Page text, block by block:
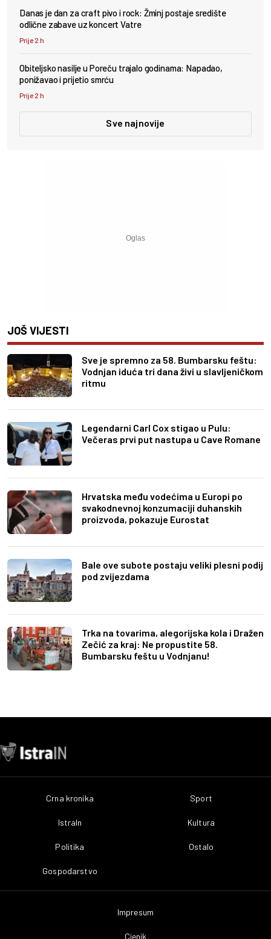
Danas je dan za craft pivo i rock: Žminj postaje središte
odlične zabave uz koncert Vatre
Prije 2 h
Obiteljsko nasilje u Poreču trajalo godinama: Napadao,
ponižavao i prijetio smrću
Prije 2 h
Sve najnovije
JOŠ VIJESTI
Sve je spremno za 58. Bumbarsku feštu:
Vodnjan iduća tri dana živi u slavljeničkom
ritmu
Legendarni Carl Cox stigao u Pulu:
Večeras prvi put nastupa u Cave Romane
Hrvatska među vodećima u Europi po
svakodnevnoj konzumaciji duhanskih
proizvoda, pokazuje Eurostat
Bale ove subote postaju veliki plesni podij
pod zvijezdama
Trka na tovarima, alegorijska kola i Dražen
Zečić za kraj: Ne propustite 58.
Bumbarsku feštu u Vodnjanu!
Crna kronika
IstraIn
Politika
Gospodarstvo
Sport
Kultura
Ostalo
Impresum
Cjenik